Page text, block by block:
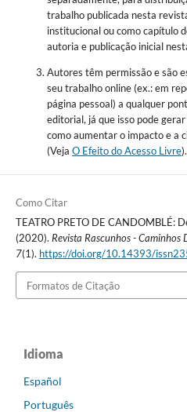
trabalho publicada nesta
institucional ou como capítulo
autoria e publicação inicial
Autores têm permissão e são
seu trabalho online (ex.: em
página pessoal) a qualquer
editorial, já que isso pode
como aumentar o impacto e a
(Veja O Efeito do Acesso Livre).
Como Citar
TEATRO PRETO DE CANDOMBLÉ:
(2020). Revista Rascunhos - Caminhos
7(1). https://doi.org/10.14393/
Formatos de Citação
Idioma
Español
Português